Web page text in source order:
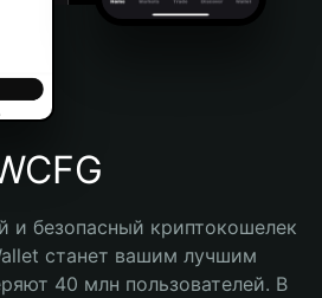
безопасный криптокошелек
станет вашим лучшим
40 млн пользователей. В